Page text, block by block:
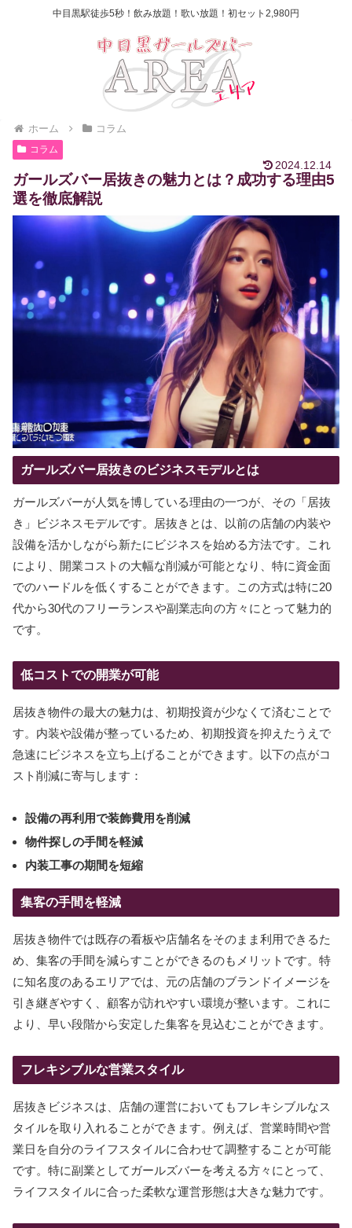
中目黒駅徒歩5秒！飲み放題！歌い放題！初セット2,980円
ホーム コラム
コラム
2024.12.14
ガールズバー居抜きの魅力とは？成功する理由5
選を徹底解説
ガールズバー居抜きのビジネスモデルとは
ガールズバーが人気を博している理由の一つが、その「居抜
き」ビジネスモデルです。居抜きとは、以前の店舗の内装や
設備を活かしながら新たにビジネスを始める方法です。これ
により、開業コストの大幅な削減が可能となり、特に資金面
でのハードルを低くすることができます。この方式は特に20
代から30代のフリーランスや副業志向の方々にとって魅力的
です。
低コストでの開業が可能
居抜き物件の最大の魅力は、初期投資が少なくて済むことで
す。内装や設備が整っているため、初期投資を抑えたうえで
急速にビジネスを立ち上げることができます。以下の点がコ
スト削減に寄与します：
設備の再利用で装飾費用を削減
物件探しの手間を軽減
内装工事の期間を短縮
集客の手間を軽減
居抜き物件では既存の看板や店舗名をそのまま利用できるた
め、集客の手間を減らすことができるのもメリットです。特
に知名度のあるエリアでは、元の店舗のブランドイメージを
引き継ぎやすく、顧客が訪れやすい環境が整います。これに
より、早い段階から安定した集客を見込むことができます。
フレキシブルな営業スタイル
居抜きビジネスは、店舗の運営においてもフレキシブルなス
タイルを取り入れることができます。例えば、営業時間や営
業日を自分のライフスタイルに合わせて調整することが可能
です。特に副業としてガールズバーを考える方々にとって、
ライフスタイルに合った柔軟な運営形態は大きな魅力です。